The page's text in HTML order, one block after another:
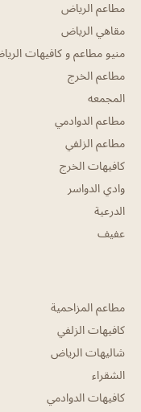
مطاعم الرياض
مقاهي الرياض
منيو مطاعم و كافيهات
مطاعم الخرج
المجمعه
مطاعم الدوادمي
مطاعم الزلفي
كافيهات الخرج
وادي الدواسر
الدرعية
عفيف
مطاعم المزاحمية
كافيهات الزلفي
شاليهات الرياض
الشقراء
كافيهات الدوادمي